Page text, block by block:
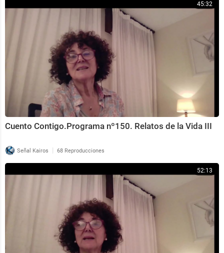
45:32
Cuento Contigo.Programa nº150. Relatos de la Vida III
Señal Kairos | 68 Reproducciones
52:13